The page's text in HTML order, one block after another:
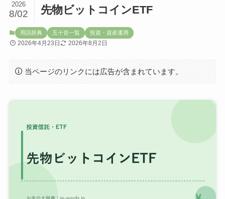
先物ビットコインETF
2026
8/02
用語辞典 五十音一覧 投資・資産運用
2026年4月23日 2026年8月2日
当ページのリンクには広告が含まれています。